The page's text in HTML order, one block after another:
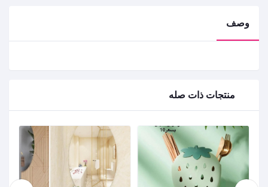
وصف
منتجات ذات صله